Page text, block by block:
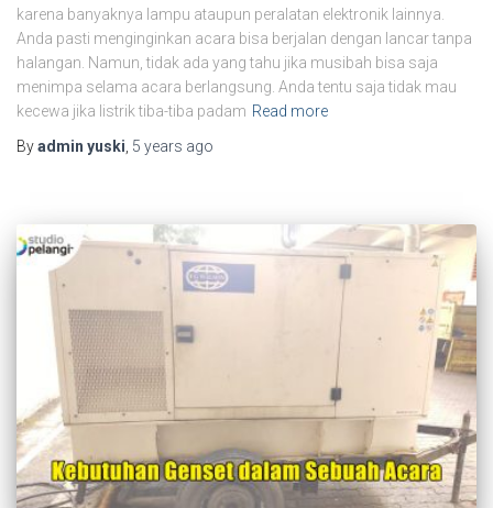
karena banyaknya lampu ataupun peralatan elektronik lainnya.
Anda pasti menginginkan acara bisa berjalan dengan lancar tanpa
halangan. Namun, tidak ada yang tahu jika musibah bisa saja
menimpa selama acara berlangsung. Anda tentu saja tidak mau
kecewa jika listrik tiba-tiba padam Read more
Byadmin yuski 5 years ago